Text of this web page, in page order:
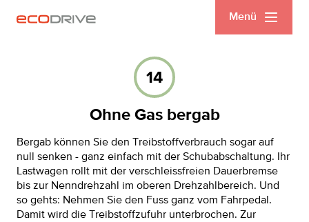
Menü
14
Ohne Gas bergab
Bergab können Sie den Treibstoffverbrauch sogar auf
null senken - ganz einfach mit der Schubabschaltung. Ihr
Lastwagen rollt mit der verschleissfreien Dauerbremse
bis zur Nenndrehzahl im oberen Drehzahlbereich. Und
so gehts: Nehmen Sie den Fuss ganz vom Fahrpedal.
Damit wird die Treibstoffzufuhr unterbrochen. Zur